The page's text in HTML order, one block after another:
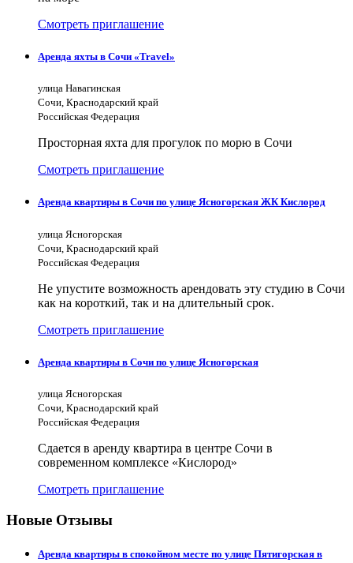
Смотреть приглашение
Аренда яхты в Сочи «Travel»
улица Навагинская
Сочи, Краснодарский край
Российская Федерация
Просторная яхта для прогулок по морю в Сочи
Смотреть приглашение
Аренда квартиры в Сочи по улице Ясногорская ЖК Кислород
улица Ясногорская
Сочи, Краснодарский край
Российская Федерация
Не упустите возможность арендовать эту студию в Сочи
как на короткий, так и на длительный срок.
Смотреть приглашение
Аренда квартиры в Сочи по улице Ясногорская
улица Ясногорская
Сочи, Краснодарский край
Российская Федерация
Сдается в аренду квартира в центре Сочи в
современном комплексе «Кислород»
Смотреть приглашение
Новые Отзывы
Аренда квартиры в спокойном месте по улице Пятигорская в